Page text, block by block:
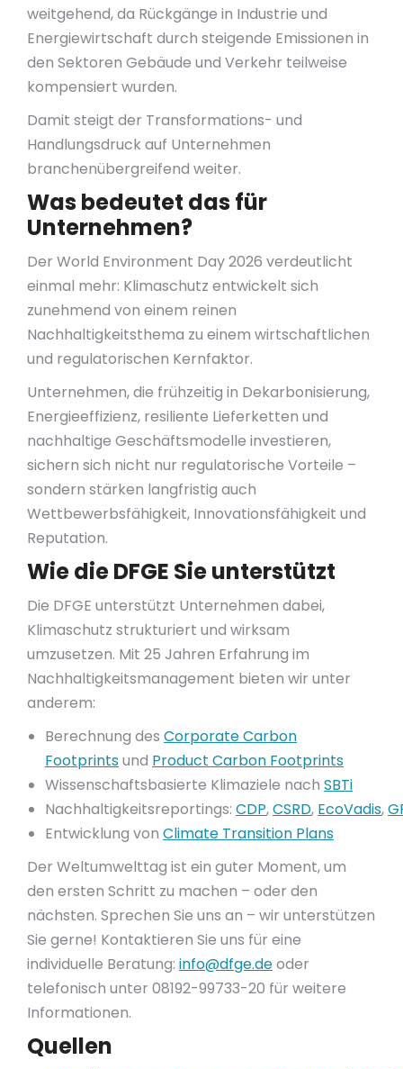
weitgehend, da Rückgänge in Industrie und
Energiewirtschaft durch steigende Emissionen in
den Sektoren Gebäude und Verkehr teilweise
kompensiert wurden.
Damit steigt der Transformations- und
Handlungsdruck auf Unternehmen
branchenübergreifend weiter.
Was bedeutet das für
Unternehmen?
Der World Environment Day 2026 verdeutlicht
einmal mehr: Klimaschutz entwickelt sich
zunehmend von einem reinen
Nachhaltigkeitsthema zu einem wirtschaftlichen
und regulatorischen Kernfaktor.
Unternehmen, die frühzeitig in Dekarbonisierung,
Energieeffizienz, resiliente Lieferketten und
nachhaltige Geschäftsmodelle investieren,
sichern sich nicht nur regulatorische Vorteile –
sondern stärken langfristig auch
Wettbewerbsfähigkeit, Innovationsfähigkeit und
Reputation.
Wie die DFGE Sie unterstützt
Die DFGE unterstützt Unternehmen dabei,
Klimaschutz strukturiert und wirksam
umzusetzen. Mit 25 Jahren Erfahrung im
Nachhaltigkeitsmanagement bieten wir unter
anderem:
Berechnung des Corporate Carbon
Footprintsund Product Carbon Footprints
Wissenschaftsbasierte Klimaziele nach SBTi
Nachhaltigkeitsreportings: CDP,CSRD, EcoVadis,
Entwicklung von Climate Transition Plans
Der Weltumwelttag ist ein guter Moment, um
den ersten Schritt zu machen – oder den
nächsten. Sprechen Sie uns an – wir unterstützen
Sie gerne! Kontaktieren Sie uns für eine
individuelle Beratung: info@dfge.deoder
telefonisch unter 08192-99733-20 für weitere
Informationen.
Quellen